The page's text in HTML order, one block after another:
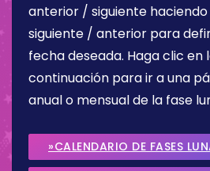
anterior / siguiente
siguiente / anterior para
fecha deseada. Haga clic en
continuación para ir a una
anual o mensual de la fase
»CALENDARIO DE FASES